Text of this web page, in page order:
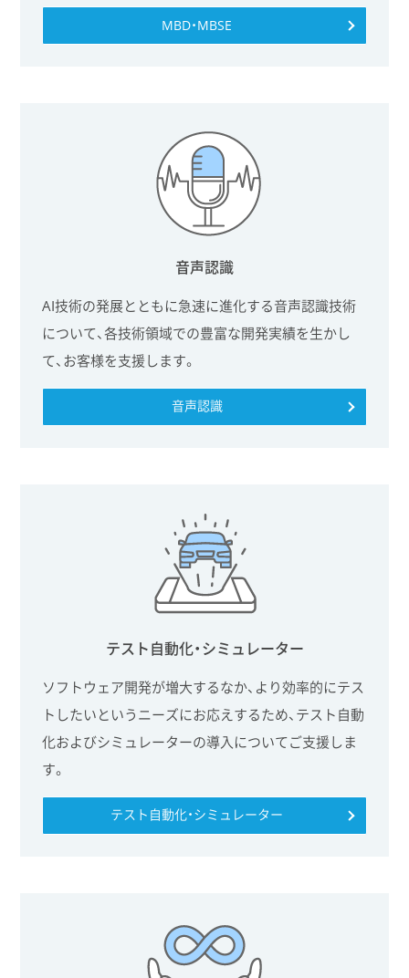
MBD・MBSE
音声認識
AI技術の発展とともに急速に進化する音声認識技術
について、各技術領域での豊富な開発実績を生かし
て、お客様を支援します。
音声認識
テスト自動化・シミュレーター
ソフトウェア開発が増大するなか、より効率的にテス
トしたいというニーズにお応えするため、テスト自動
化およびシミュレーターの導入についてご支援しま
す。
テスト自動化・シミュレーター